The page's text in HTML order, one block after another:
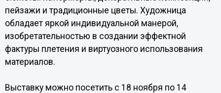
пейзажи и традиционные цветы. Художница
обладает яркой индивидуальной манерой,
изобретательностью в создании эффектной
фактуры плетения и виртуозного использования
материалов.
Выставку можно посетить с 18 ноября по 14